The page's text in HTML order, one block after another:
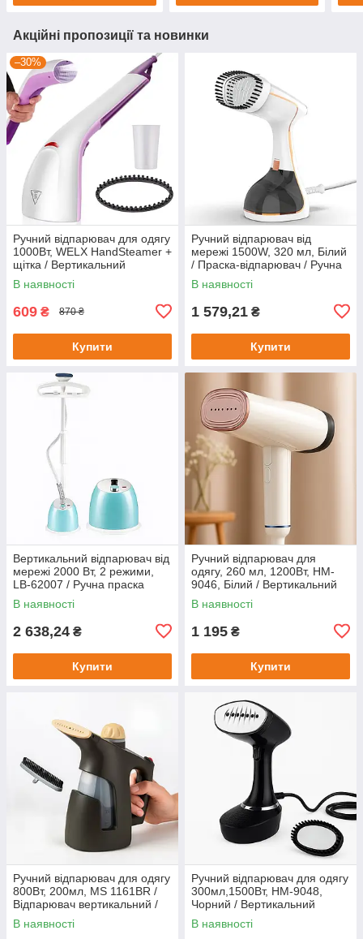
Акційні пропозиції та новинки
–30%
Ручний відпарювач для одягу
1000Вт, WELX HandSteamer +
щітка / Вертикальний
пароочисник від мережі
В наявності
609 ₴ 870 ₴
Купити
Ручний відпарювач від
мережі 1500W, 320 мл, Білий
/ Праска-відпарювач / Ручна
праска
В наявності
1 579,21 ₴
Купити
Вертикальний відпарювач від
мережі 2000 Вт, 2 режими,
LB-62007 / Ручна праска
парова / Вертикальна праска
В наявності
2 638,24 ₴
Купити
Ручний відпарювач для
одягу, 260 мл, 1200Вт, HM-
9046, Білий / Вертикальний
відпарювач / Парова праска
В наявності
1 195 ₴
Купити
Ручний відпарювач для одягу
800Вт, 200мл, MS 1161BR /
Відпарювач вертикальний /
Вертикальна парова праска
В наявності
Ручний відпарювач для одягу
300мл,1500Вт, HM-9048,
Чорний / Вертикальний
відпарювач / Парова праска
В наявності